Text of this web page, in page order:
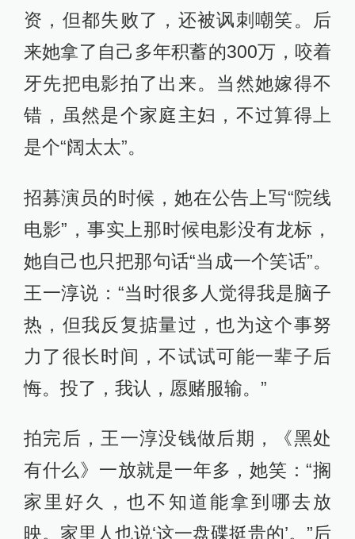
资，但都失败了，还被讽刺嘲笑。后
来她拿了自己多年积蓄的300万，咬着
牙先把电影拍了出来。当然她嫁得不
错，虽然是个家庭主妇，不过算得上
是个“阔太太”。
招募演员的时候，她在公告上写“院线
电影”，事实上那时候电影没有龙标，
她自己也只把那句话“当成一个笑话”。
王一淳说：“当时很多人觉得我是脑子
热，但我反复掂量过，也为这个事努
力了很长时间，不试试可能一辈子后
悔。投了，我认，愿赌服输。”
拍完后，王一淳没钱做后期，《黑处
有什么》一放就是一年多，她笑：“搁
家里好久，也不知道能拿到哪去放
映。家里人也说‘这一盘碟挺贵的’。”后